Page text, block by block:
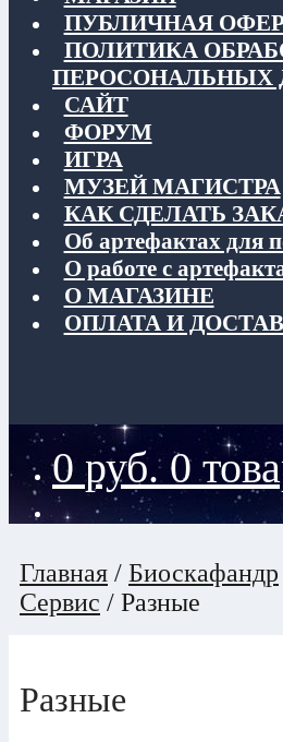
ПУБЛИЧНАЯ
ПОЛИТИКА
ПЕРОСОНАЛЬНЫХ
САЙТ
ФОРУМ
ИГРА
МУЗЕЙ МАГИСТРА
КАК СДЕЛАТЬ
Об артефактах для
О работе с
О МАГАЗИНЕ
ОПЛАТА И
0 руб. 0
Главная / Биоскафандр
Сервис / Разные
Разные